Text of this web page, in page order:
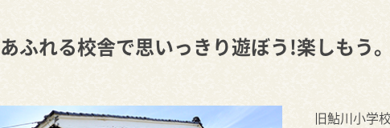
ふれる校舎で思いっきり遊ぼう!楽しもう。
旧鮎川小学